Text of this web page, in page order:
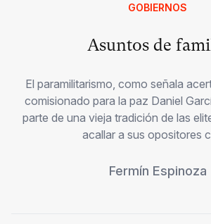
GOBIERNOS
Asuntos de
El paramilitarismo, como señala
comisionado para la paz Daniel
parte de una vieja tradición de las
acallar a sus opositores
Fermín Espinoza